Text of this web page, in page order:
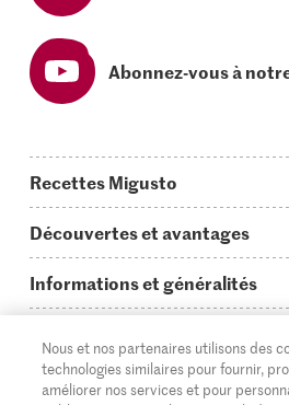
Abonnez-vous à
Recettes Migusto
Idées de menus
Plats principaux
Simple & vite prêt
Découvertes et avantages
On en parle...
Tutoriels
Informations et généralités
Questions concernant Migusto
Cuisiner avec Migusto
Supermarché
Nous et nos partenaires utilisons des
technologies similaires pour fournir,
améliorer nos services et pour